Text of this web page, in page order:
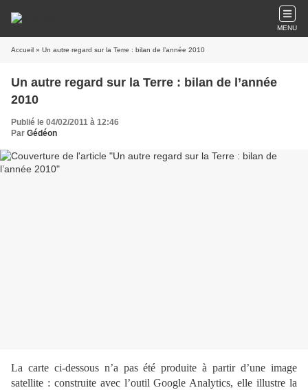
MENU
Accueil » Un autre regard sur la Terre : bilan de l’année 2010
Un autre regard sur la Terre : bilan de l’année
2010
Publié le 04/02/2011 à 12:46
Par Gédéon
La carte ci-dessous n’a pas été produite à partir d’une image
satellite : construite avec l’outil Google Analytics, elle illustre la